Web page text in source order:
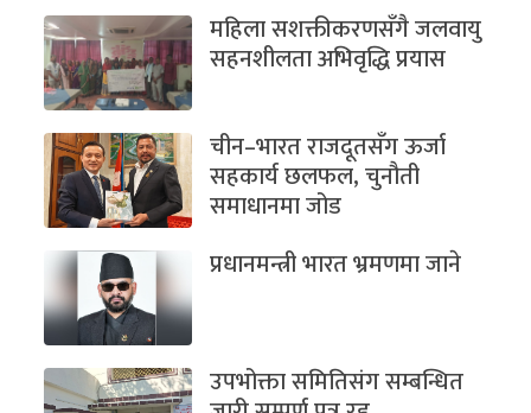
महिला सशक्तीकरणसँगै जलवायु
सहनशीलता अभिवृद्धि प्रयास
चीन–भारत राजदूतसँग ऊर्जा
सहकार्य छलफल, चुनौती
समाधानमा जोड
प्रधानमन्त्री भारत भ्रमणमा जाने
उपभोक्ता समितिसंग सम्बन्धित